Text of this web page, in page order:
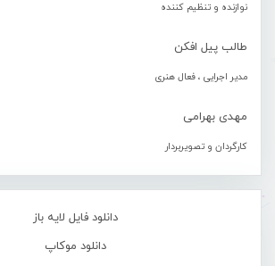
نوازنده و تنظیم کننده
طالب پیل افکن
مدیر اجرایی ، فعال هنری
مهدی بهرامی
کارگردان و تصویربردار
دانلود فایل لایه باز
دانلود موکاپ